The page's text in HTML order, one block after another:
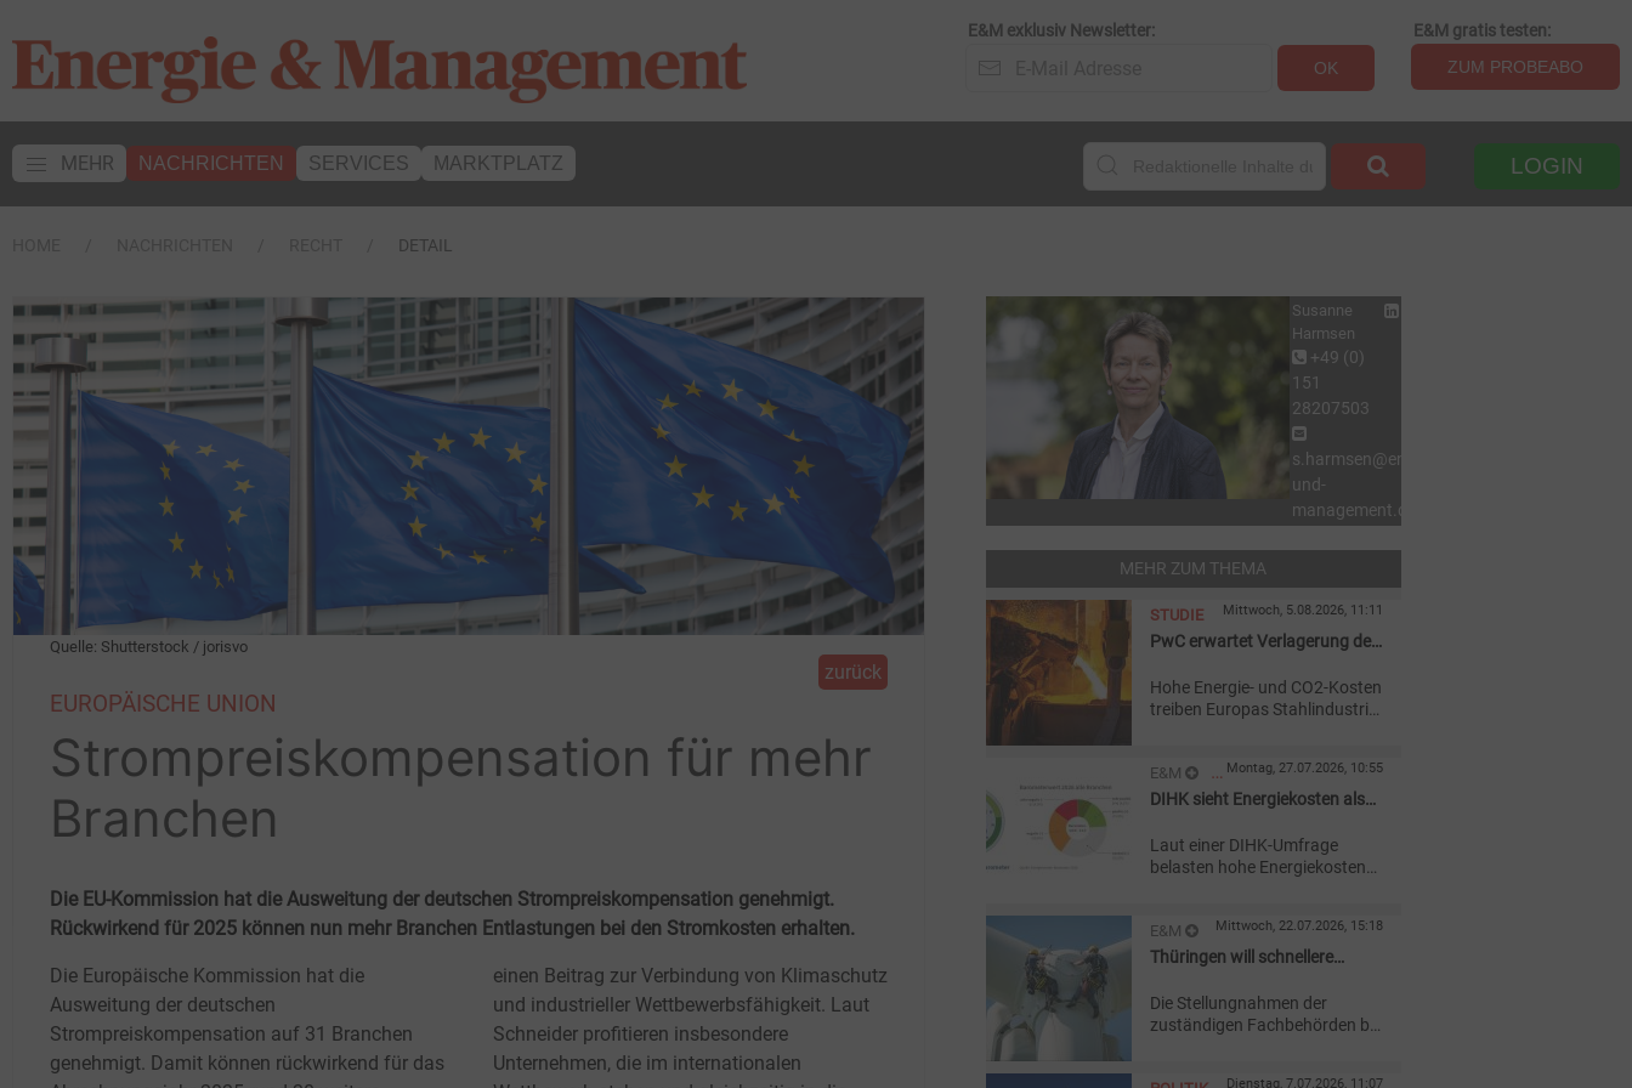
E&M exklusiv Newsletter:
OK
E&M gratis testen:
ZUM PROBEABO
MEHR NACHRICHTEN SERVICES MARKTPLATZ LOGIN
DETAIL
Quelle: Shutterstock / jorisvo
zurück
EUROPÄISCHE UNION
Strompreiskompensation für mehr
Branchen
Die EU-Kommission hat die Ausweitung der deutschen Strompreiskompensation genehmigt.
Rückwirkend für 2025 können nun mehr Branchen Entlastungen bei den Stromkosten erhalten.
Die Europäische Kommission hat die
Ausweitung der deutschen
Strompreiskompensation auf 31 Branchen
genehmigt. Damit können rückwirkend für das
einen Beitrag zur Verbindung von Klimaschutz
und industrieller Wettbewerbsfähigkeit. Laut
Schneider profitieren insbesondere
Unternehmen, die im internationalen
Susanne
Harmsen
+49 (0)
151
28207503
s.harmsen@energie-
und-
management.de
MEHR ZUM THEMA
STUDIE Mittwoch, 5.08.2026, 11:11
PwC erwartet Verlagerung der
Hohe Energie- und CO2-Kosten
treiben Europas Stahlindustrie
2040 zunehmend an
günstigere Standorte
E&M
STUDIEN
Montag, 27.07.2026, 10:55
DIHK sieht Energiekosten als
Laut einer DIHK-Umfrage
belasten hohe Energiekosten
würden verschoben und
Produktionskapazitäten ins
E&M
WINDKRAFT
Mittwoch, 22.07.2026, 15:18
Thüringen will schnellere
Energieanlagen
Die Stellungnahmen der
zuständigen Fachbehörden bei
Dienstag, 7.07.2026, 11:07